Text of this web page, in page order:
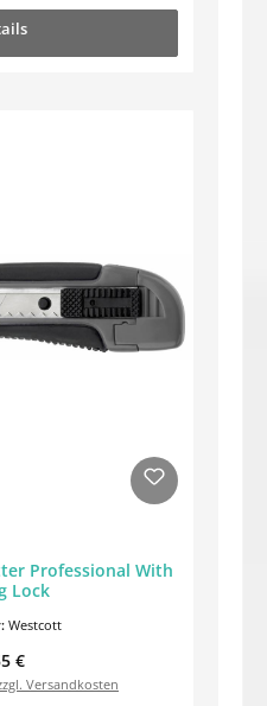
Professional With
Lock
Westcott
Preis:
€
Versandkosten